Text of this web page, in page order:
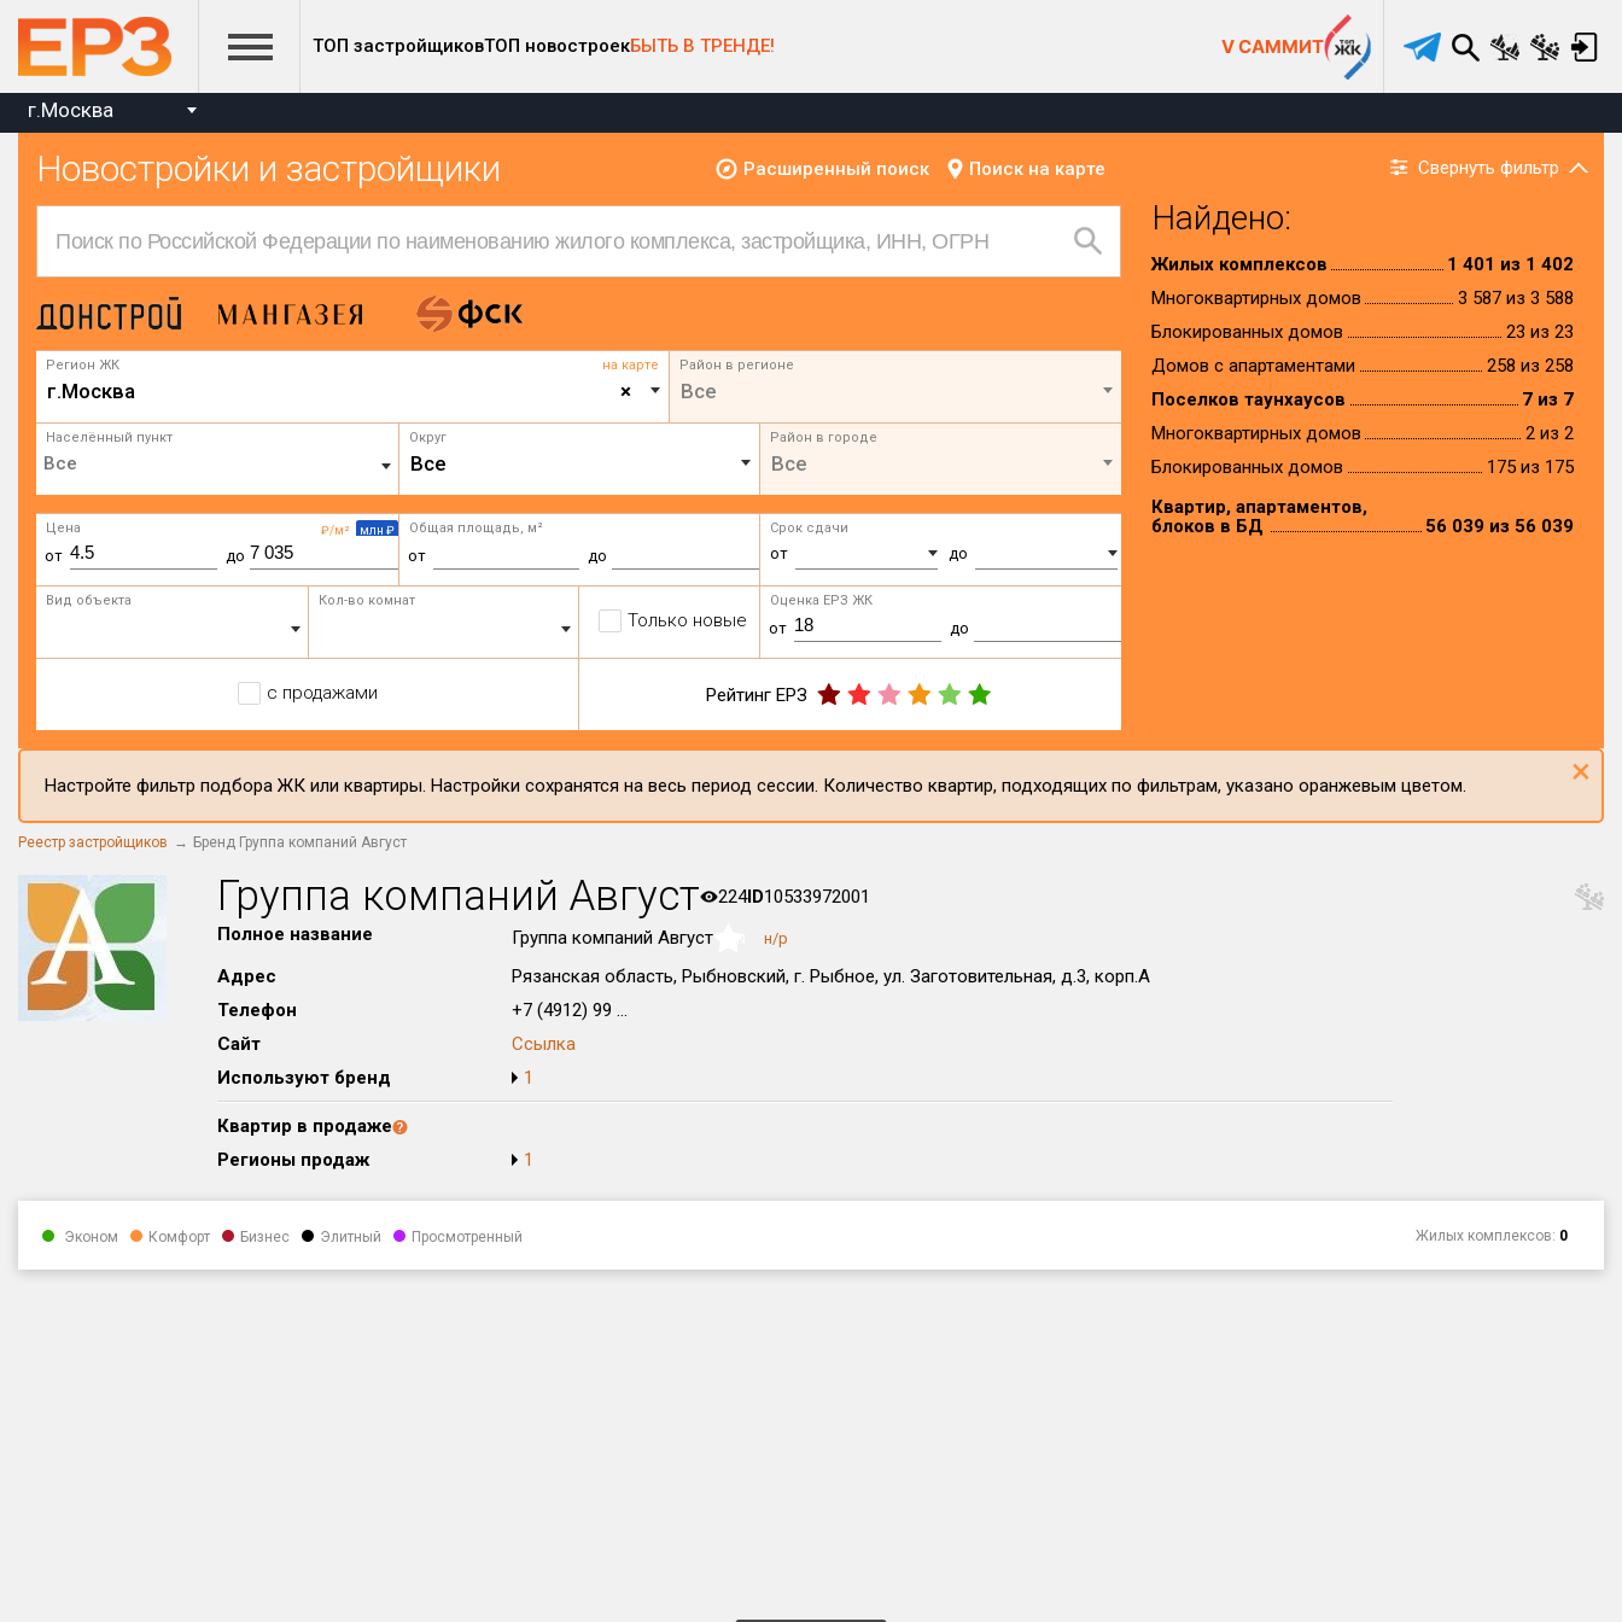
ТОП застройщиковТОП новостроекБЫТЬ В ТРЕНДЕ! V САММИТ
г.Москва
Новостройки и застройщики Расширенный поиск Поиск на карте Свернуть фильтр
Регион ЖК на карте
×
г.Москва
Район в регионе
Все
Населённый пункт Округ
Все
Район в городе
Все
₽/м² млн ₽
Цена
от до
Общая площадь, м²
от до
Срок сдачи
от до
Вид объекта Кол-во комнат
Только новые
Оценка ЕРЗ ЖК
от до
с продажами Рейтинг ЕРЗ
Найдено:
Жилых комплексов
1 401 из 1 402
Многоквартирных домов
3 587 из 3 588
Блокированных домов
23 из 23
Домов с апартаментами
258 из 258
Поселков таунхаусов
7 из 7
Многоквартирных домов
2 из 2
Блокированных домов
175 из 175
Квартир, апартаментов,
блоков в БД
56 039 из 56 039
Настройте фильтр подбора ЖК или квартиры. Настройки сохранятся на весь период сессии. Количество квартир, подходящих по фильтрам, указано оранжевым цветом. ×
Реестр застройщиков Бренд Группа компаний Август
Группа компаний Август 224ID10533972001
Полное название
Группа компаний Август н/р
Адрес
Рязанская область, Рыбновский, г. Рыбное, ул. Заготовительная, д.3, корп.А
Телефон
+7 (4912) 99 ...
Сайт
Ссылка
Используют бренд
1
Квартир в продаже
Регионы продаж
1
Эконом Комфорт Бизнес Элитный Просмотренный Жилых комплексов: 0